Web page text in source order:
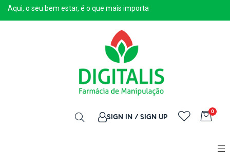
Aqui, o seu bem estar, é o que mais importa
SIGN IN / SIGN UP
0